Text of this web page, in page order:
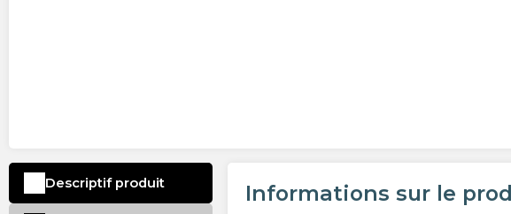
Informations sur le
Descriptif produit